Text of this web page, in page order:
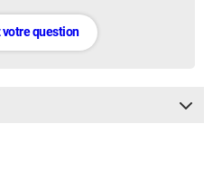
votre question